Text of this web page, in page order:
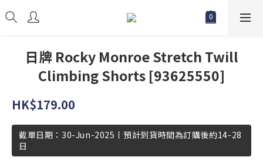
日牌 Rocky Monroe Stretch Twill
Climbing Shorts [93625550]
HK$179.00
截單日期：30-Jun-2025丨預計到貨時間為訂購後約14-28
日